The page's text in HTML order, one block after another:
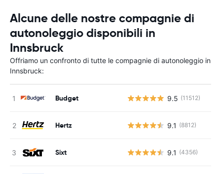
Alcune delle nostre compagnie di
autonoleggio disponibili in
Innsbruck
Offriamo un confronto di tutte le compagnie di autonoleggio in
Innsbruck:
Budget 9.5 (11512)
Hertz 9.1 (8812)
Sixt 9.1 (4356)